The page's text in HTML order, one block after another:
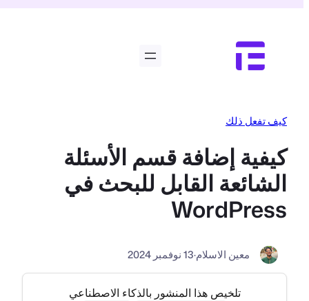
كيف تفعل ذلك
كيفية إضافة قسم الأسئلة
الشائعة القابل للبحث في
WordPress
معين الاسلام·13 نوفمبر 2024
تلخيص هذا المنشور بالذكاء الاصطناعي